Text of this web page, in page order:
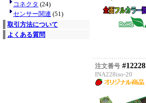
コネクタ (24)
センサー関連 (51)
取引方法について
よくある質問
注文番号 #12228
INA228iso-20